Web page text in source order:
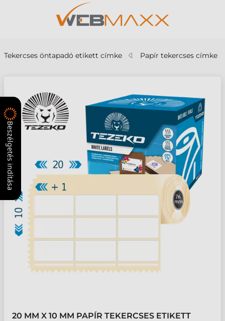
Tekercses öntapadó etikett címke Papír tekercses címke
20 MM X 10 MM PAPÍR TEKERCSES ETIKETT
Beszélgetés indítása